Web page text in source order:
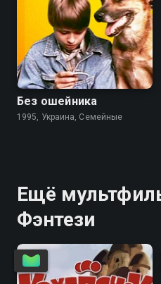
6.7 4.6
Без ошейника
1995, Украина, Семейные
Ещё
Фэнтези